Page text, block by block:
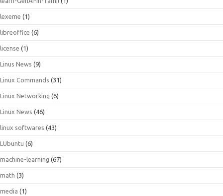
lexeme (1)
libreoffice (6)
license (1)
Linus News (9)
Linux Commands (31)
Linux Networking (6)
Linux News (46)
linux softwares (43)
LUbuntu (6)
machine-learning (67)
math (3)
media (1)